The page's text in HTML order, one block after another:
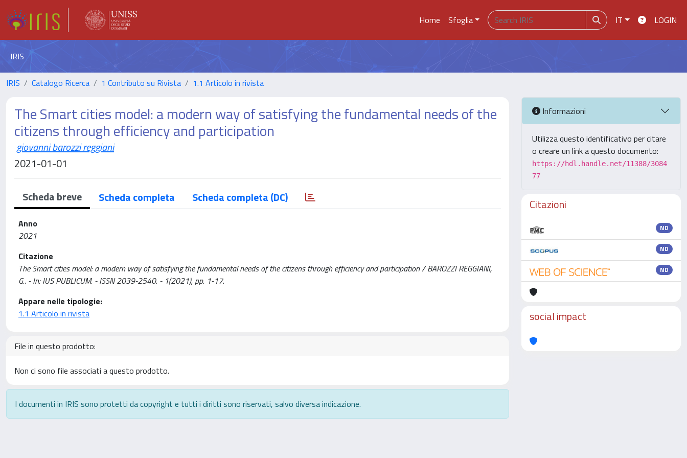
Home Sfoglia IT LOGIN
IRIS
IRIS Catalogo Ricerca 1 Contributo su Rivista 1.1 Articolo in rivista
The Smart cities model: a modern way of satisfying the fundamental needs of the
citizens through efficiency and participation
giovanni barozzi reggiani
2021-01-01
Scheda breve Scheda completa Scheda completa (DC)
Anno
2021
Citazione
The Smart cities model: a modern way of satisfying the fundamental needs of the citizens through efficiency and participation / BAROZZI REGGIANI,
G.. - In: IUS PUBLICUM. - ISSN 2039-2540. - 1(2021), pp. 1-17.
Appare nelle tipologie:
1.1 Articolo in rivista
File in questo prodotto:
Non ci sono file associati a questo prodotto.
I documenti in IRIS sono protetti da copyright e tutti i diritti sono riservati, salvo diversa indicazione.
Informazioni
Utilizza questo identificativo per citare
o creare un link a questo documento:
https://hdl.handle.net/11388/3084
77
Citazioni
ND
ND
ND
social impact